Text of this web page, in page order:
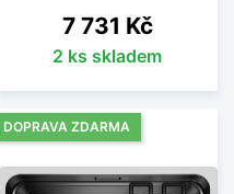
Cena
7 731 Kč
2 ks skladem
DOPRAVA ZDARMA